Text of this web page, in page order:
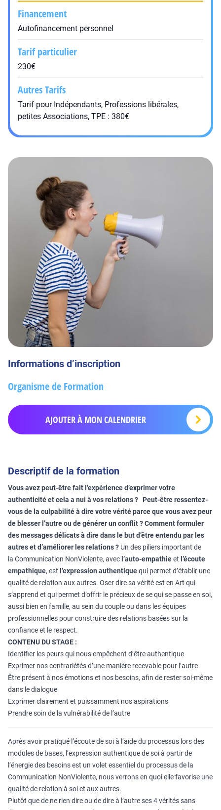
Financement
Autofinancement personnel
Tarif particulier
230€
Autres Tarifs
Tarif pour Indépendants, Professions libérales,
petites Associations, TPE : 380€
Informations d’inscription
Organisme de Formation
AJOUTER À MON CALENDRIER
Descriptif de la formation
Vous avez peut-être fait l’expérience d’exprimer votre
authenticité et cela a nui à vos relations ? Peut-être ressentez-
vous de la culpabilité à dire votre vérité parce que vous avez peur
de blesser l’autre ou de générer un conflit ? Comment formuler
des messages délicats à dire dans le but d’être entendu par les
autres et d’améliorer les relations ? Un des piliers important de
la Communication NonViolente, avec l’auto-empathieet l’écoute
empathique, est l’expression authentiquequi permet d’établir une
qualité de relation aux autres. Oser dire sa vérité est en Art qui
s’apprend et qui permet d’offrir le précieux de se qui se passe en soi,
aussi bien en famille, au sein du couple ou dans les équipes
professionnelles pour construire des relations basées sur la
confiance et le respect.
CONTENU DU STAGE :
Identifier les peurs qui nous empêchent d’être authentique
Exprimer nos contrariétés d’une manière recevable pour l’autre
Être présent à nos émotions et nos besoins, afin de rester soi-même
dans le dialogue
Exprimer clairement et puissamment nos aspirations
Prendre soin de la vulnérabilité de l’autre
Après avoir pratiqué l’écoute de soi à l’aide du processus lors des
modules de bases, l’expression authentique de soi à partir de
l’énergie des besoins est un volet essentiel du processus de la
Communication NonViolente, nous verrons en quoi elle favorise une
qualité de relation à soi et aux autres.
Plutôt que de ne rien dire ou de dire à l’autre ses 4 vérités sans